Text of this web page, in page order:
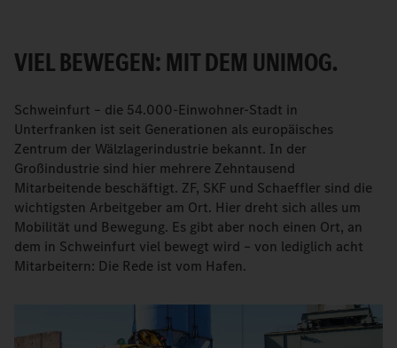
VIEL BEWEGEN: MIT DEM UNIMOG.
Schweinfurt – die 54.000-Einwohner-Stadt in
Unterfranken ist seit Generationen als europäisches
Zentrum der Wälzlagerindustrie bekannt. In der
Großindustrie sind hier mehrere Zehntausend
Mitarbeitende beschäftigt. ZF, SKF und Schaeffler sind die
wichtigsten Arbeitgeber am Ort. Hier dreht sich alles um
Mobilität und Bewegung. Es gibt aber noch einen Ort, an
dem in Schweinfurt viel bewegt wird – von lediglich acht
Mitarbeitern: Die Rede ist vom Hafen.